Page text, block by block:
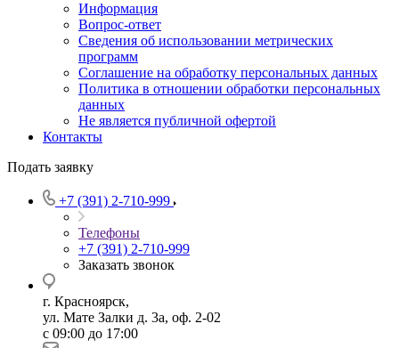
Информация
Вопрос-ответ
Сведения об использовании метрических
программ
Соглашение на обработку персональных данных
Политика в отношении обработки персональных
данных
Не является публичной офертой
Контакты
Подать заявку
+7 (391) 2-710-999
Телефоны
+7 (391) 2-710-999
Заказать звонок
г. Красноярск,
ул. Мате Залки д. 3а, оф. 2-02
с 09:00 до 17:00